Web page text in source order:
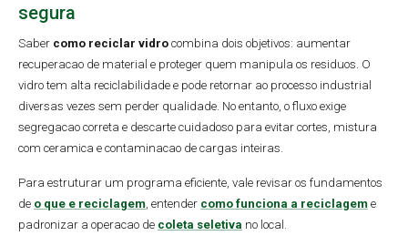
segura
Saber como reciclar vidro combina dois objetivos: aumentar
recuperacao de material e proteger quem manipula os residuos. O
vidro tem alta reciclabilidade e pode retornar ao processo industrial
diversas vezes sem perder qualidade. No entanto, o fluxo exige
segregacao correta e descarte cuidadoso para evitar cortes, mistura
com ceramica e contaminacao de cargas inteiras.
Para estruturar um programa eficiente, vale revisar os fundamentos
de o que e reciclagem, entender como funciona a reciclagem e
padronizar a operacao de coleta seletiva no local.